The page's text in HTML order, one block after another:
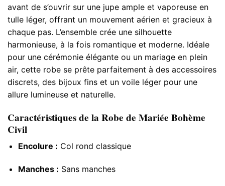
avant de s’ouvrir sur une jupe ample et vaporeuse en
tulle léger, offrant un mouvement aérien et gracieux à
chaque pas. L’ensemble crée une silhouette
harmonieuse, à la fois romantique et moderne. Idéale
pour une cérémonie élégante ou un mariage en plein
air, cette robe se prête parfaitement à des accessoires
discrets, des bijoux fins et un voile léger pour une
allure lumineuse et naturelle.
Caractéristiques de la Robe de Mariée Bohème
Civil
Encolure : Col rond classique
Manches : Sans manches